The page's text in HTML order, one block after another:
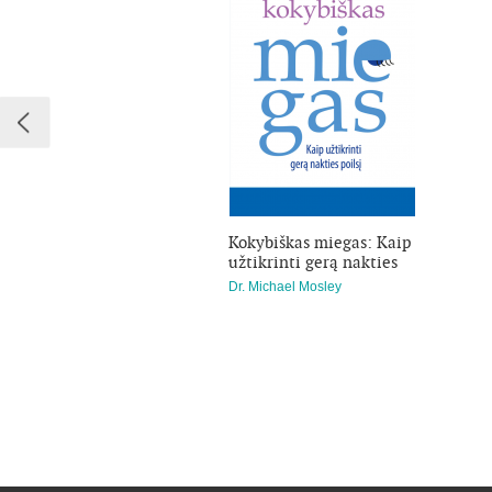
Kokybiškas miegas: Kaip
užtikrinti gerą nakties
poilsį
Dr. Michael Mosley